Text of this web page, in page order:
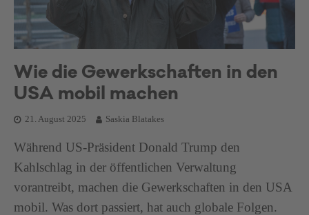
Wie die Gewerkschaften in den
USA mobil machen
21. August 2025 Saskia Blatakes
Während US-Präsident Donald Trump den
Kahlschlag in der öffentlichen Verwaltung
vorantreibt, machen die Gewerkschaften in den USA
mobil. Was dort passiert, hat auch globale Folgen.